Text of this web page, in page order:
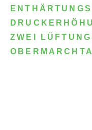
ZWEI